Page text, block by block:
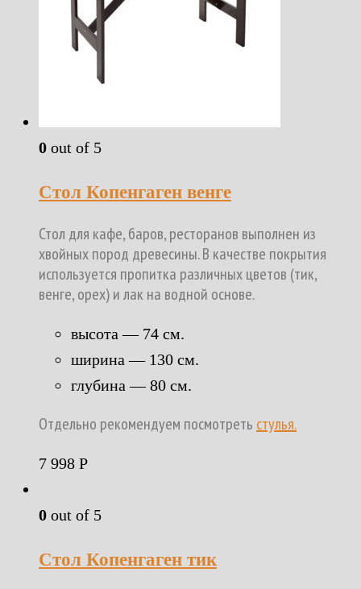
0 out of 5
Стол Копенгаген венге
Стол для кафе, баров, ресторанов выполнен из
хвойных пород древесины. В качестве покрытия
используется пропитка различных цветов (тик,
венге, орех) и лак на водной основе.
высота — 74 см.
ширина — 130 см.
глубина — 80 см.
Отдельно рекомендуем посмотреть стулья.
7 998 Р
0 out of 5
Стол Копенгаген тик